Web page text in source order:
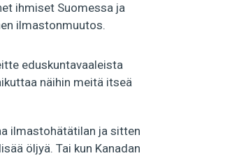
ihmiset Suomessa ja
ilmastonmuutos.
eduskuntavaaleista
näihin meitä itseä
ilmastohätätilan ja sitten
öljyä. Tai kun Kanadan